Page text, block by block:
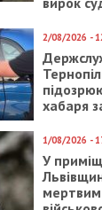
2/08/2026 -
хабаря
1/08/2026 -
У
мертвим